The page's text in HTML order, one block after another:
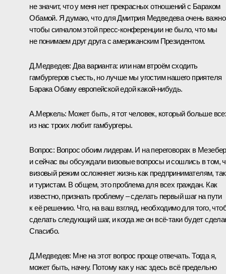
не значит, что у меня нет прекрасных отношений с Бараком
Обамой. Я думаю, что для Дмитрия Медведева очень
чтобы сигналом этой пресс-конференции не было, что мы
не понимаем друг друга с американским Президентом.
Д.Медведев:Два варианта: или нам втроём сходить
гамбургеров съесть, но лучше мы угостим нашего приятеля
Барака Обаму европейской едой какой‑нибудь.
А.Меркель: Может быть, я тот человек, который больше
из нас троих любит гамбургеры.
Вопрос: Вопрос обоим лидерам. И на переговорах в
и сейчас вы обсуждали визовые вопросы и сошлись в том,
визовый режим осложняет жизнь как предпринимателям, так
и туристам. В общем, это проблема для всех граждан. Как
известно, признать проблему – сделать первый шаг на пути
к её решению. Что, на ваш взгляд, необходимо для того,
сделать следующий шаг, и когда же он всё‑таки будет
Спасибо.
Д.Медведев: Мне на этот вопрос проще отвечать. Тогда я,
может быть, начну. Потому как у нас здесь всё предельно